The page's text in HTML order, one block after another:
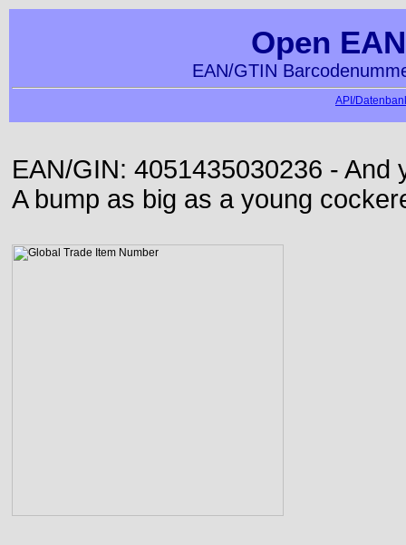
Open
EAN/GTIN
API/
EAN/GIN: 4051435030236 -
A bump as big as a young